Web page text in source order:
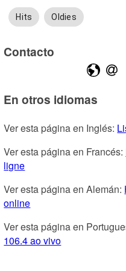
Hits Oldies
Contacto
En otros idiomas
Ver esta página en Inglés:
Ver esta página en Francés:
ligne
Ver esta página en Alemán:
online
Ver esta página en
106.4 ao vivo